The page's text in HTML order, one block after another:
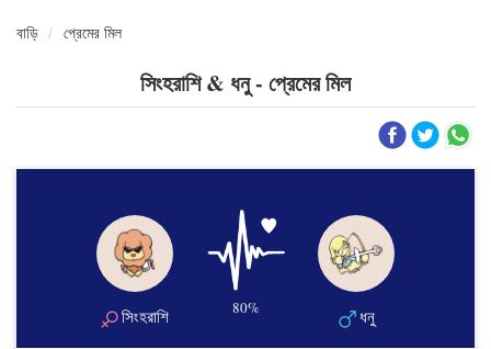
বাড়ি প্রেমের মিল
সিংহরাশি & ধনু - প্রেমের মিল
সিংহরাশি 80% ধনু